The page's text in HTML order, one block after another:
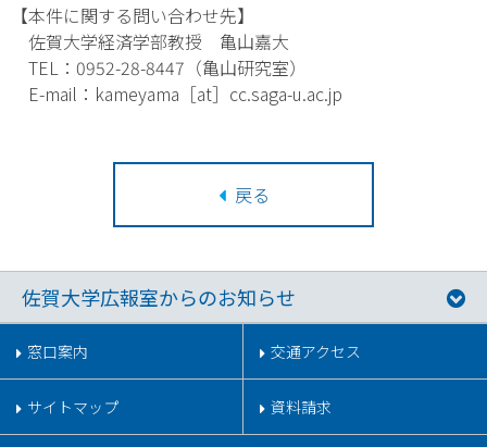
【本件に関する問い合わせ先】
佐賀大学経済学部教授 亀山嘉大
TEL：0952-28-8447（亀山研究室）
E-mail：kameyama［at］cc.saga-u.ac.jp
戻る
佐賀大学広報室からのお知らせ
窓口案内 交通アクセス
サイトマップ 資料請求